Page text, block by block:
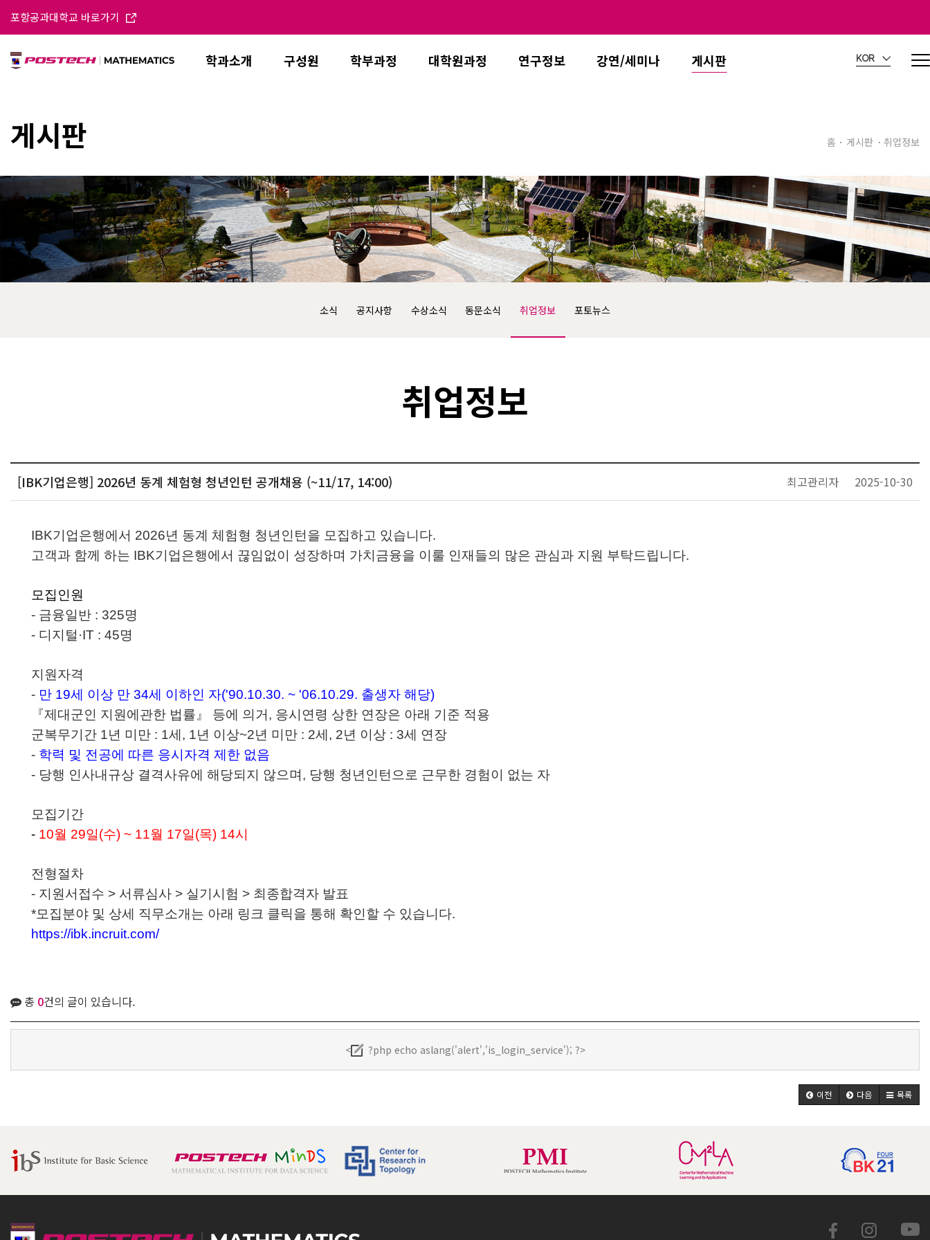
포항공과대학교 바로가기
학과소개 구성원 학부과정 대학원과정 연구정보 강연/세미나 게시판 KOR
게시판 홈 게시판 취업정보
소식 공지사항 수상소식 동문소식 취업정보 포토뉴스
취업정보
[IBK기업은행] 2026년 동계 체험형 청년인턴 공개채용 (~11/17, 14:00) 최고관리자 2025-10-30
IBK기업은행에서 2026년 동계 체험형 청년인턴을 모집하고 있습니다.
고객과 함께 하는 IBK기업은행에서 끊임없이 성장하며 가치금융을 이룰 인재들의 많은 관심과 지원 부탁드립니다.
모집인원
- 금융일반 : 325명
- 디지털·IT : 45명
지원자격
- 만 19세 이상 만 34세 이하인 자('90.10.30. ~ '06.10.29. 출생자 해당)
『제대군인 지원에관한 법률』 등에 의거, 응시연령 상한 연장은 아래 기준 적용
군복무기간 1년 미만 : 1세, 1년 이상~2년 미만 : 2세, 2년 이상 : 3세 연장
- 학력 및 전공에 따른 응시자격 제한 없음
- 당행 인사내규상 결격사유에 해당되지 않으며, 당행 청년인턴으로 근무한 경험이 없는 자
모집기간
- 10월 29일(수) ~ 11월 17일(목) 14시
전형절차
- 지원서접수 > 서류심사 > 실기시험 > 최종합격자 발표
*모집분야 및 상세 직무소개는 아래 링크 클릭을 통해 확인할 수 있습니다.
https://ibk.incruit.com/
총 0건의 글이 있습니다.
< ?php echo aslang('alert','is_login_service'); ?>
이전 다음 목록